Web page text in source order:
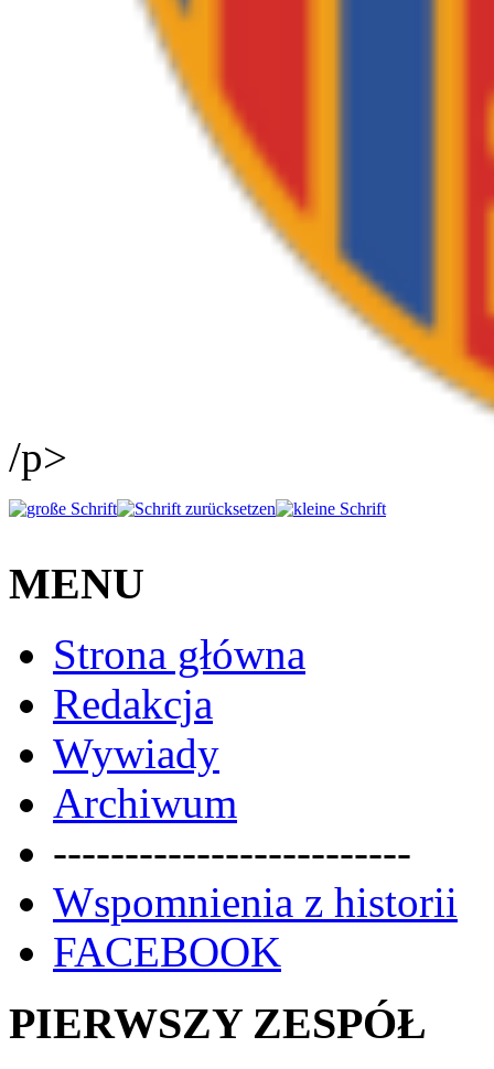
/p>
MENU
Strona główna
Redakcja
Wywiady
Archiwum
-------------------------
Wspomnienia z historii
FACEBOOK
PIERWSZY ZESPÓŁ